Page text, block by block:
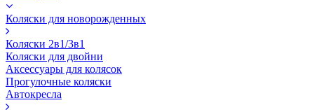
Коляски для новорожденных
Коляски 2в1/3в1
Коляски для двойни
Аксессуары для колясок
Прогулочные коляски
Автокресла